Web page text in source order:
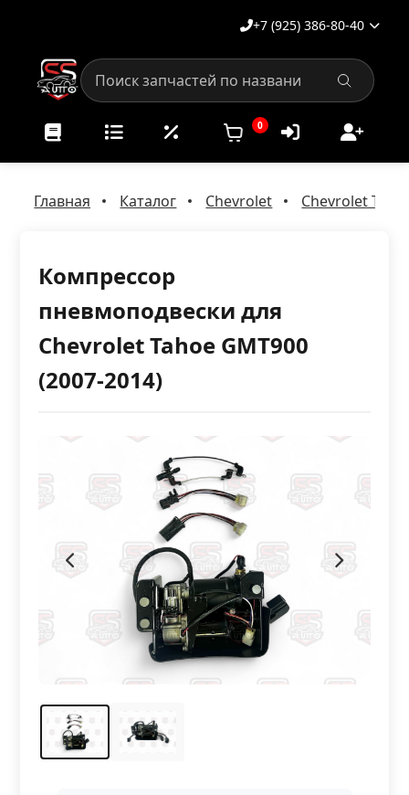
+7 (925) 386-80-40
0
Главная Каталог Chevrolet Chevrolet
Компрессор
пневмоподвески для
Chevrolet Tahoe GMT900
(2007-2014)